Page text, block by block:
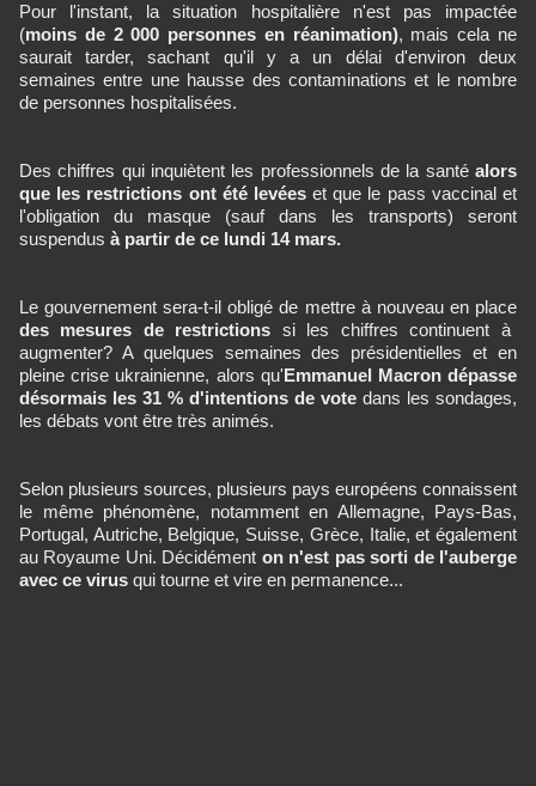
Pour l'instant, la situation hospitalière n'est pas impactée
(moins de 2 000 personnes en réanimation), mais cela ne
saurait tarder, sachant qu'il y a un délai d'environ deux
semaines entre une hausse des contaminations et le nombre
de personnes hospitalisées.
Des chiffres qui inquiètent les professionnels de la santéalors
que les restrictions ont été levéeset que le pass vaccinal et
l'obligation du masque (sauf dans les transports) seront
suspendus à partir de ce lundi 14 mars.
Le gouvernement sera-t-il obligé de mettre à nouveau en place
des mesures de restrictions si les chiffres continuent à
augmenter? A quelques semaines des présidentielles et en
pleine crise ukrainienne, alors qu'Emmanuel Macron dépasse
désormais les 31 % d'intentions de vote dans les sondages,
les débats vont être très animés.
Selon plusieurs sources, plusieurs pays européens connaissent
le même phénomène, notamment en Allemagne, Pays-Bas,
Portugal, Autriche, Belgique, Suisse, Grèce, Italie, et également
au Royaume Uni. Décidément on n'est pas sorti de l'auberge
avec ce virus qui tourne et vire en permanence...